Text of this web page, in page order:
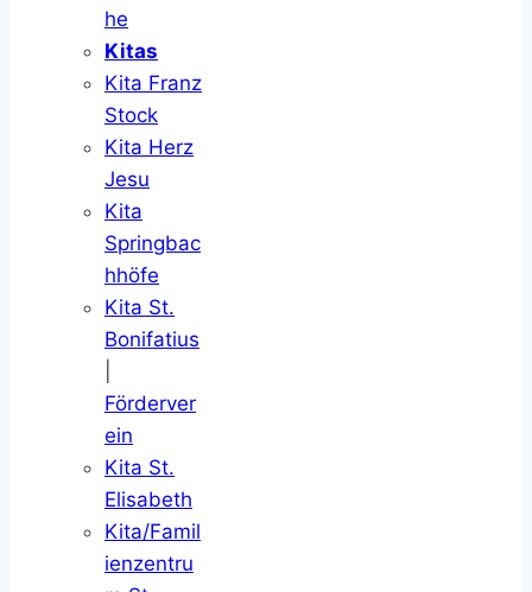
he
Kitas
Kita Franz
Stock
Kita Herz
Jesu
Kita
Springbac
hhöfe
Kita St.
Bonifatius
Förderver
ein
Kita St.
Elisabeth
Kita/Famil
ienzentru